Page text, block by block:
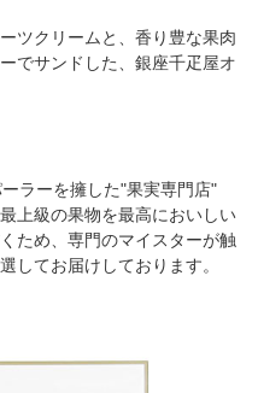
ツクリームと、香り豊な果肉
でサンドした、銀座千疋屋オ
ラーを擁した"果実専門店"
上級の果物を最高においしい
ため、専門のマイスターが触
してお届けしております。